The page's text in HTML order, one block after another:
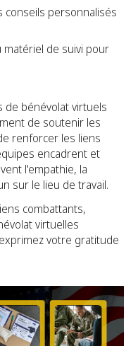
conseils personnalisés
de suivi pour
de bénévolat virtuels
de soutenir les
renforcer les liens
encadrent et
l'empathie, la
sur le lieu de travail.
combattants,
virtuelles
votre gratitude